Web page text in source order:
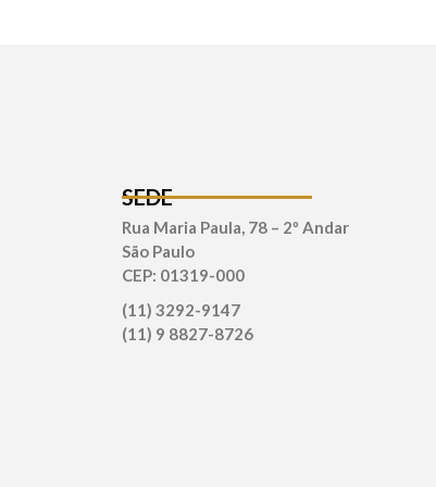
SEDE
Rua Maria Paula, 78 – 2º Andar
São Paulo
CEP: 01319-000
(11) 3292-9147
(11) 9 8827-8726